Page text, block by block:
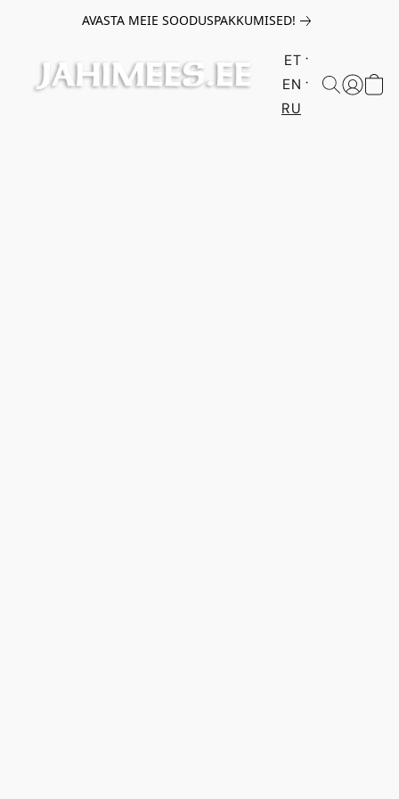
AVASTA MEIE SOODUSPAKKUMISED!
ET
EN
RU